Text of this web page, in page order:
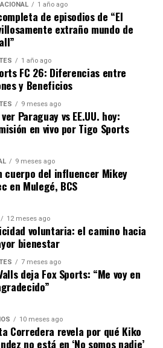
reflejan este favoritismo del
oscilan entre 1.23 y 1.28 para
el empate y la victoria del
probables.
alinee a Joan García, Eric
Cubarsí, Alejandro Baldé,
Yamal, Raphinha y
el Levante podría presentar
Elgezabal, Cabello, Manu
Martínez, Brugui, Morales; e
consolidar su posición en
promete ser un espectáculo
mientras que el Levante
en casa.
no solo influirá en la
LaLiga, sino que también
para la temporada de ambos
1 año ago
de episodios de “El
extraño mundo de
1 año ago
FC 26: Diferencias entre
y Beneficios
9 meses ago
Paraguay vs EE.UU. hoy:
en vivo por Tigo Sports
9 meses ago
cuerpo del influencer Mikey
en Mulegé, BCS
12 meses ago
voluntaria: el camino hacia
bienestar
7 meses ago
deja Fox Sports: “Me voy en
10 meses ago
Corredera revela por qué Kiko
no está en ‘No somos nadie’